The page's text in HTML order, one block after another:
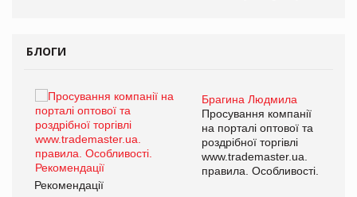
БЛОГИ
Брагина Людмила
Просування компанії
на порталі оптової та
роздрібної торгівлі
www.trademaster.ua.
правила. Особливості.
Рекомендації